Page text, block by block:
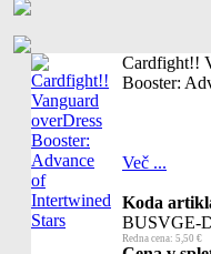
Cardfight!!
Booster:
Več ...
Koda
BUSVGE-
Redna cena: 5,50 €